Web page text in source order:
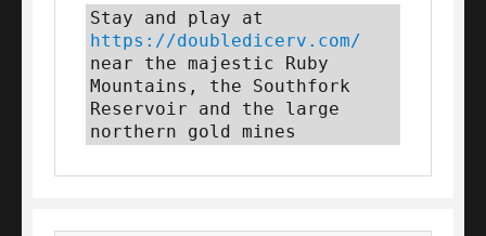
https://doubledicerv.com/
near the majestic Ruby
Mountains, the Southfork
Reservoir and the large
northern gold mines